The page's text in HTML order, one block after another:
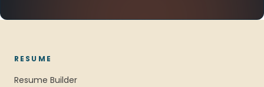
RESUME
Resume Builder